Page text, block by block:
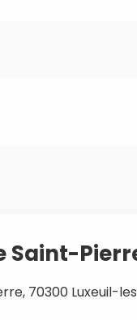
Saint-
70300 Luxeuil-